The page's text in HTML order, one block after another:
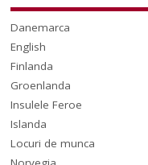
Danemarca
English
Finlanda
Groenlanda
Insulele Feroe
Islanda
Locuri de munca